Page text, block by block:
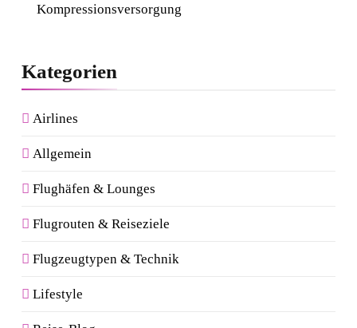
Kompressionsversorgung
Kategorien
Airlines
Allgemein
Flughäfen & Lounges
Flugrouten & Reiseziele
Flugzeugtypen & Technik
Lifestyle